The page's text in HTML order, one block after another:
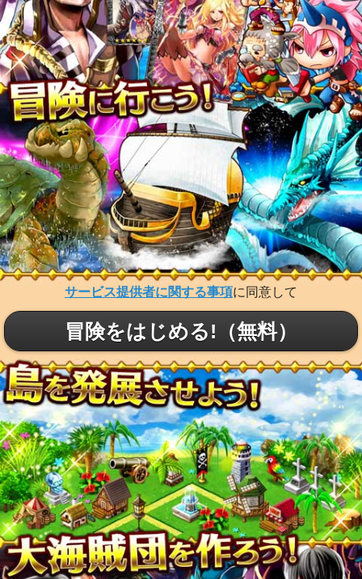
サービス提供者に関する事項に同意して
冒険をはじめる!（無料）